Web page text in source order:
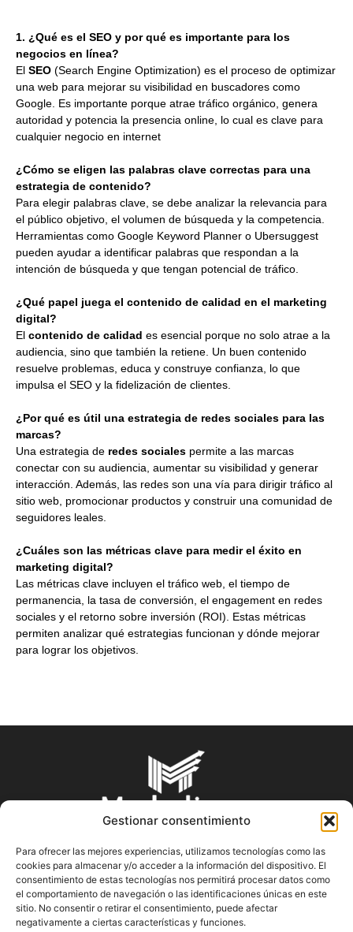
Gestionar consentimiento
Para ofrecer las mejores experiencias, utilizamos tecnologías como las
cookies para almacenar y/o acceder a la información del dispositivo. El
consentimiento de estas tecnologías nos permitirá procesar datos como
el comportamiento de navegación o las identificaciones únicas en este
sitio. No consentir o retirar el consentimiento, puede afectar
negativamente a ciertas características y funciones.
1. ¿Qué es el SEO y por qué es importante para los
negocios en línea?
El SEO (Search Engine Optimization) es el proceso de optimizar
una web para mejorar su visibilidad en buscadores como
Google. Es importante porque atrae tráfico orgánico, genera
autoridad y potencia la presencia online, lo cual es clave para
cualquier negocio en internet
¿Cómo se eligen las palabras clave correctas para una
estrategia de contenido?
Para elegir palabras clave, se debe analizar la relevancia para
el público objetivo, el volumen de búsqueda y la competencia.
Herramientas como Google Keyword Planner o Ubersuggest
pueden ayudar a identificar palabras que respondan a la
intención de búsqueda y que tengan potencial de tráfico.
¿Qué papel juega el contenido de calidad en el marketing
digital?
El contenido de calidad es esencial porque no solo atrae a la
audiencia, sino que también la retiene. Un buen contenido
resuelve problemas, educa y construye confianza, lo que
impulsa el SEO y la fidelización de clientes.
¿Por qué es útil una estrategia de redes sociales para las
marcas?
Una estrategia de redes sociales permite a las marcas
conectar con su audiencia, aumentar su visibilidad y generar
interacción. Además, las redes son una vía para dirigir tráfico al
sitio web, promocionar productos y construir una comunidad de
seguidores leales.
¿Cuáles son las métricas clave para medir el éxito en
marketing digital?
Las métricas clave incluyen el tráfico web, el tiempo de
permanencia, la tasa de conversión, el engagement en redes
sociales y el retorno sobre inversión (ROI). Estas métricas
permiten analizar qué estrategias funcionan y dónde mejorar
para lograr los objetivos.
SOBRE NOSOTROS
En Marketin.es encontrarás la más actualizada y veraz
información sobre el mundo del marketing; consejos